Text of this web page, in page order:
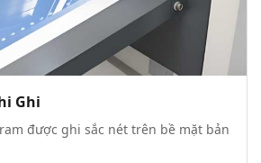
Ghi
được ghi sắc nét trên bề mặt bản